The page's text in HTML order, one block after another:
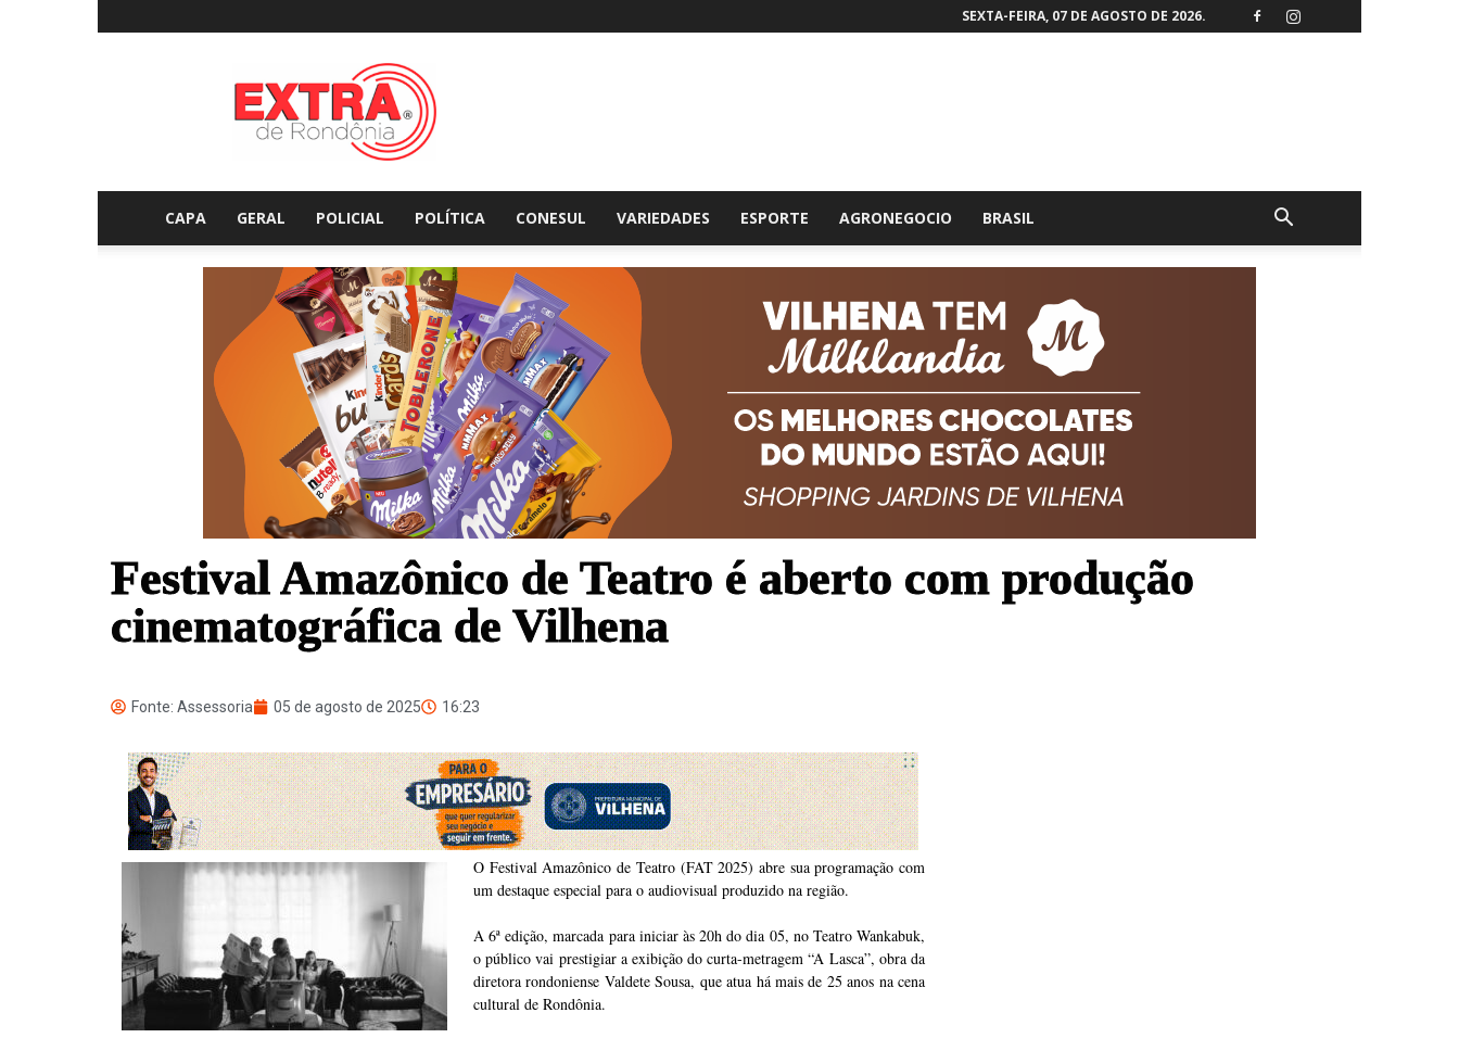
SEXTA-FEIRA, 07 DE AGOSTO DE 2026.
Extraderondonia.com.br
CAPA GERAL POLICIAL POLÍTICA CONESUL VARIEDADES ESPORTE AGRONEGOCIO BRASIL
Festival Amazônico de Teatro é aberto com produção
cinematográfica de Vilhena
Fonte: Assessoria 05 de agosto de 2025 16:23
O Festival Amazônico de Teatro (FAT 2025) abre sua programação com
um destaque especial para o audiovisual produzido na região.
A 6ª edição, marcada para iniciar às 20h do dia 05, no Teatro Wankabuk,
o público vai prestigiar a exibição do curta-metragem “A Lasca”, obra da
diretora rondoniense Valdete Sousa, que atua há mais de 25 anos na cena
cultural de Rondônia.